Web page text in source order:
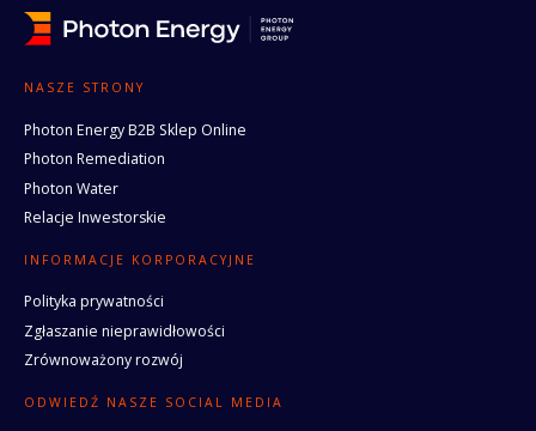
NASZE STRONY
Photon Energy B2B Sklep Online
Photon Remediation
Photon Water
Relacje Inwestorskie
INFORMACJE KORPORACYJNE
Polityka prywatności
Zgłaszanie nieprawidłowości
Zrównoważony rozwój
ODWIEDŹ NASZE SOCIAL MEDIA